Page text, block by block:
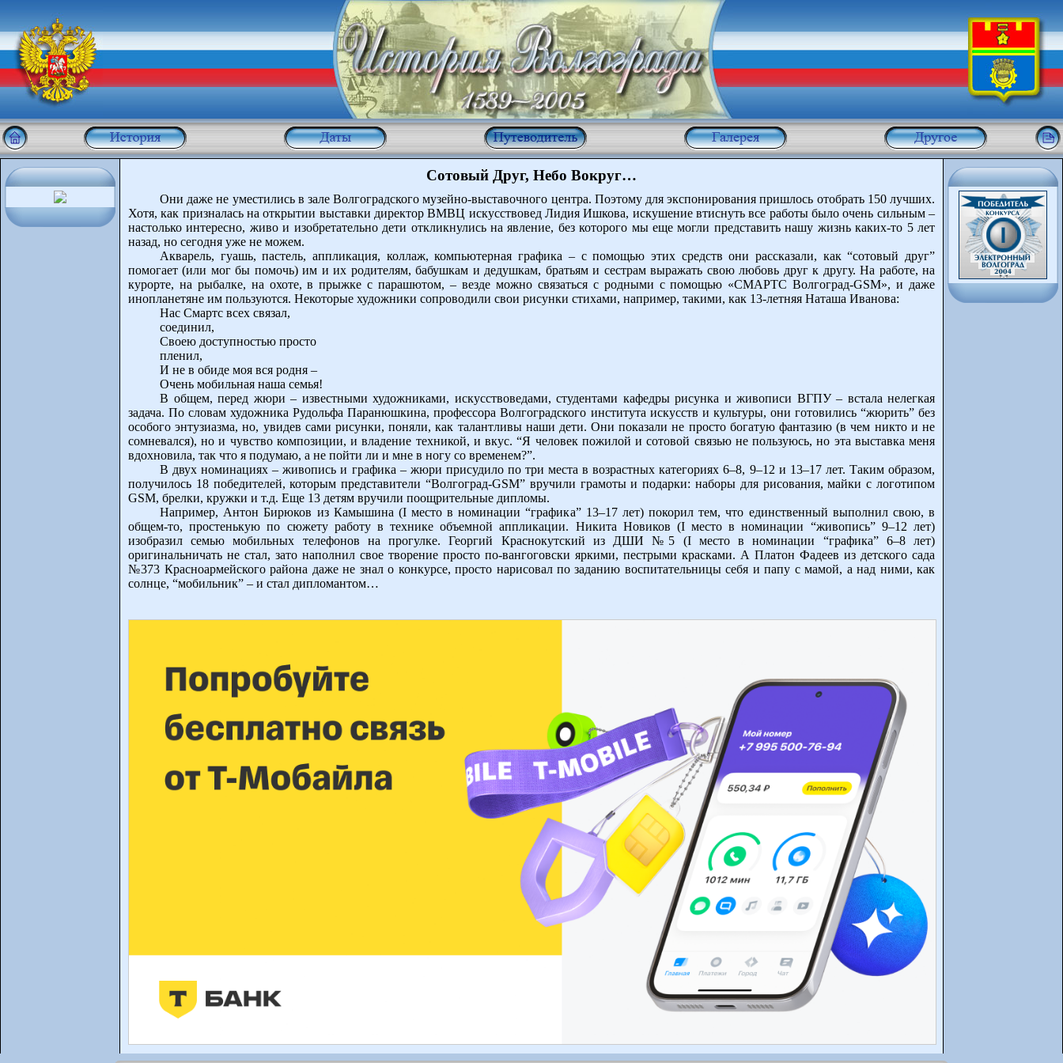
Сотовый Друг, Небо Вокруг…
Они даже не уместились в зале Волгоградского музейно-выставочного центра. Поэтому для экспонирования пришлось отобрать 150 лучших.
Хотя, как призналась на открытии выставки директор ВМВЦ искусствовед Лидия Ишкова, искушение втиснуть все работы было очень сильным –
настолько интересно, живо и изобретательно дети откликнулись на явление, без которого мы еще могли представить нашу жизнь каких-то 5 лет
назад, но сегодня уже не можем.
Акварель, гуашь, пастель, аппликация, коллаж, компьютерная графика – с помощью этих средств они рассказали, как “сотовый друг”
помогает (или мог бы помочь) им и их родителям, бабушкам и дедушкам, братьям и сестрам выражать свою любовь друг к другу. На работе, на
курорте, на рыбалке, на охоте, в прыжке с парашютом, – везде можно связаться с родными с помощью «СМАРТС Волгоград-GSM», и даже
инопланетяне им пользуются. Некоторые художники сопроводили свои рисунки стихами, например, такими, как 13-летняя Наташа Иванова:
Нас Смартс всех связал,
соединил,
Своею доступностью просто
пленил,
И не в обиде моя вся родня –
Очень мобильная наша семья!
В общем, перед жюри – известными художниками, искусствоведами, студентами кафедры рисунка и живописи ВГПУ – встала нелегкая
задача. По словам художника Рудольфа Паранюшкина, профессора Волгоградского института искусств и культуры, они готовились “жюрить” без
особого энтузиазма, но, увидев сами рисунки, поняли, как талантливы наши дети. Они показали не просто богатую фантазию (в чем никто и не
сомневался), но и чувство композиции, и владение техникой, и вкус. “Я человек пожилой и сотовой связью не пользуюсь, но эта выставка меня
вдохновила, так что я подумаю, а не пойти ли и мне в ногу со временем?”.
В двух номинациях – живопись и графика – жюри присудило по три места в возрастных категориях 6–8, 9–12 и 13–17 лет. Таким образом,
получилось 18 победителей, которым представители “Волгоград-GSM” вручили грамоты и подарки: наборы для рисования, майки с логотипом
GSM, брелки, кружки и т.д. Еще 13 детям вручили поощрительные дипломы.
Например, Антон Бирюков из Камышина (I место в номинации “графика” 13–17 лет) покорил тем, что единственный выполнил свою, в
общем-то, простенькую по сюжету работу в технике объемной аппликации. Никита Новиков (I место в номинации “живопись” 9–12 лет)
изобразил семью мобильных телефонов на прогулке. Георгий Краснокутский из ДШИ №5 (I место в номинации “графика” 6–8 лет)
оригинальничать не стал, зато наполнил свое творение просто по-вангоговски яркими, пестрыми красками. А Платон Фадеев из детского сада
№373 Красноармейского района даже не знал о конкурсе, просто нарисовал по заданию воспитательницы себя и папу с мамой, а над ними, как
солнце, “мобильник” – и стал дипломантом…